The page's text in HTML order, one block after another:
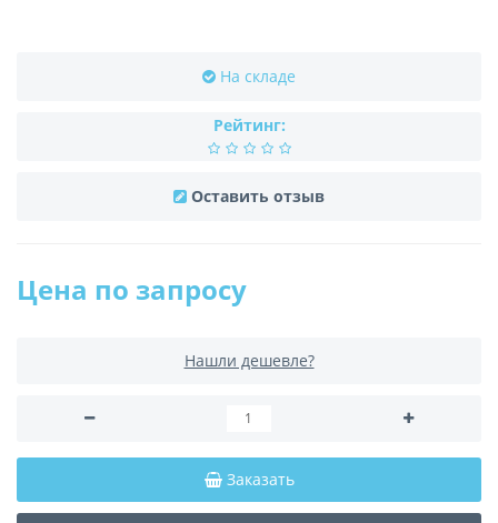
На складе
Рейтинг:
Оставить отзыв
Цена по запросу
Нашли дешевле?
Заказать